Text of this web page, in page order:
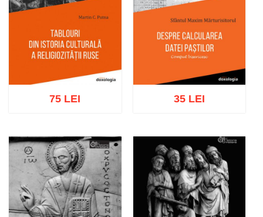
Adaugă în coș Wishlist
75 LEI
Adaugă în coș Wishlist
35 LEI